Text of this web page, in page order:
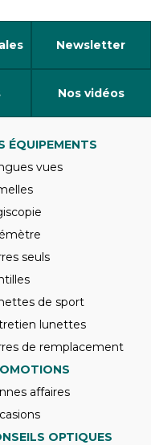
Newsletter
Nos vidéos
ÉQUIPEMENTS
vues
seuls
de sport
lunettes
de remplacement
affaires
OPTIQUES